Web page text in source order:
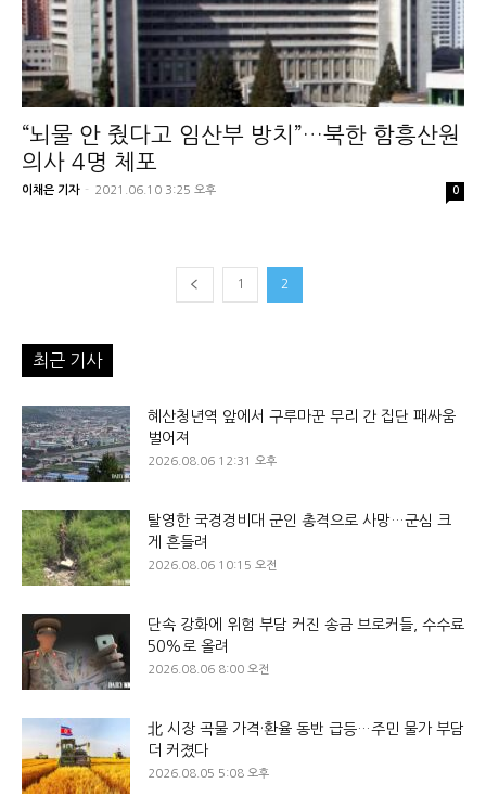
“뇌물 안 줬다고 임산부 방치”…북한 함흥산원
의사 4명 체포
이채은 기자 - 2021.06.10 3:25 오후 0
1 2
최근 기사
혜산청년역 앞에서 구루마꾼 무리 간 집단 패싸움
벌어져
2026.08.06 12:31 오후
탈영한 국경경비대 군인 총격으로 사망…군심 크
게 흔들려
2026.08.06 10:15 오전
단속 강화에 위험 부담 커진 송금 브로커들, 수수료
50%로 올려
2026.08.06 8:00 오전
北 시장 곡물 가격·환율 동반 급등…주민 물가 부담
더 커졌다
2026.08.05 5:08 오후